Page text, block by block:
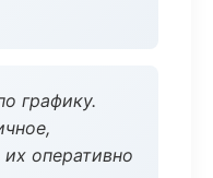
графику.
оперативно